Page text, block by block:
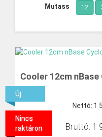
Mutass 12
Cooler 12cm nBase
Nettó: 1
Bruttó: 1
Új
Nincs
raktáron